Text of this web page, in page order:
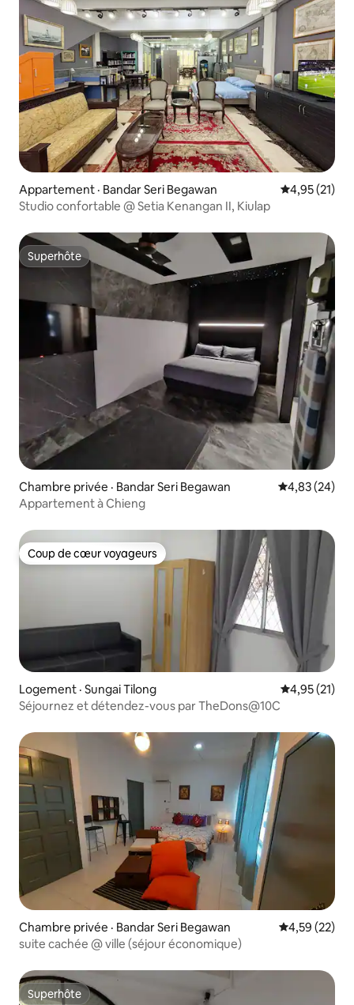
Appartement · Bandar Seri Begawan Note
4,95 (21)
Studio confortable @ Setia Kenangan II, Kiulap
Superhôte
Superhôte
Chambre privée · Bandar Seri Begawan Note
4,83 (24)
Appartement à Chieng
Coup de cœur voyageurs
Coup de cœur voyageurs
Logement · Sungai Tilong Note
4,95 (21)
Séjournez et détendez-vous par TheDons@10C
Chambre privée · Bandar Seri Begawan Note
4,59 (22)
suite cachée @ ville (séjour économique)
Superhôte
Superhôte